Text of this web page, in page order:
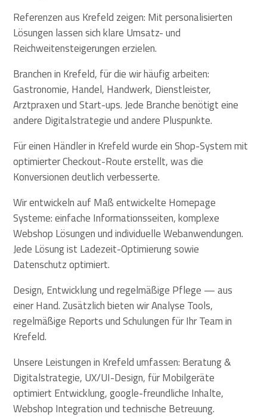
Referenzen aus Krefeld zeigen: Mit personalisierten
Lösungen lassen sich klare Umsatz- und
Reichweitensteigerungen erzielen.
Branchen in Krefeld, für die wir häufig arbeiten:
Gastronomie, Handel, Handwerk, Dienstleister,
Arztpraxen und Start-ups. Jede Branche benötigt eine
andere Digitalstrategie und andere Pluspunkte.
Für einen Händler in Krefeld wurde ein Shop-System mit
optimierter Checkout-Route erstellt, was die
Konversionen deutlich verbesserte.
Wir entwickeln auf Maß entwickelte Homepage
Systeme: einfache Informationsseiten, komplexe
Webshop Lösungen und individuelle Webanwendungen.
Jede Lösung ist Ladezeit-Optimierung sowie
Datenschutz optimiert.
Design, Entwicklung und regelmäßige Pflege — aus
einer Hand. Zusätzlich bieten wir Analyse Tools,
regelmäßige Reports und Schulungen für Ihr Team in
Krefeld.
Unsere Leistungen in Krefeld umfassen: Beratung &
Digitalstrategie, UX/UI-Design, für Mobilgeräte
optimiert Entwicklung, google-freundliche Inhalte,
Webshop Integration und technische Betreuung.